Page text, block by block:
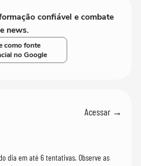
confiável e combate
news.
como fonte
no Google
Acessar →
dia em até 6 tentativas. Observe as